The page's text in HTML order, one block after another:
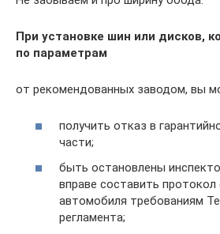
При установке шин или дисков,
по параметрам
от рекомендованных заводом, вы
получить отказ в
части;
быть остановлены
вправе составить
автомобиля требованиям
регламента;